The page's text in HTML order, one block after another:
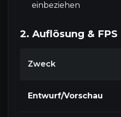
einbeziehen
2. Auflösung &
Zweck
Entwurf/Vorschau